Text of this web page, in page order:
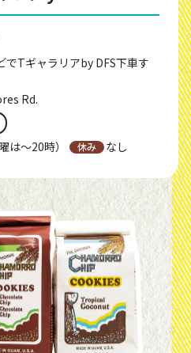
でTギャラリアby DFS下車す
Rd.
は〜20時）
なし